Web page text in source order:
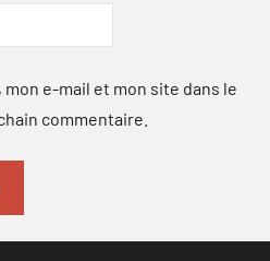
e-mail et mon site dans le
commentaire.